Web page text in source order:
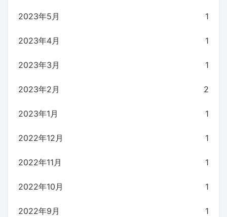
2023年5月 1
2023年4月 1
2023年3月 1
2023年2月 2
2023年1月 1
2022年12月 1
2022年11月 1
2022年10月 1
2022年9月 1